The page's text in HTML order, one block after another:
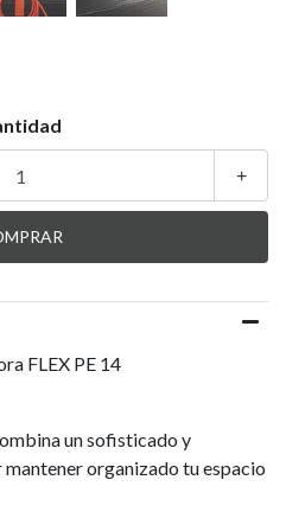
+
FLEX PE 14
un sofisticado y
organizado tu espacio